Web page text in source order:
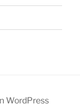
WordPress